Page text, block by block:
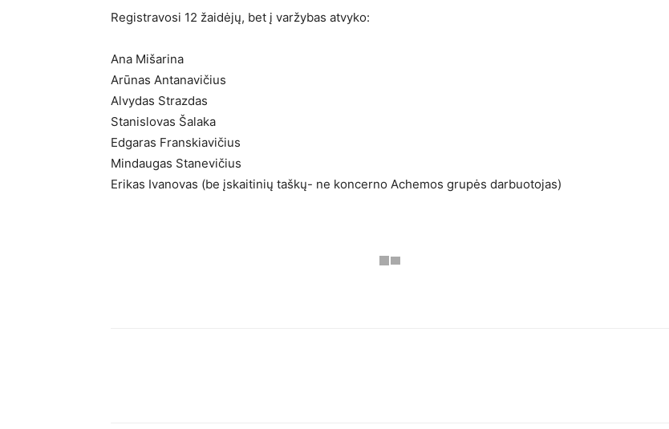
Registravosi 12 žaidėjų, bet į varžybas atvyko:
Ana Mišarina
Arūnas Antanavičius
Alvydas Strazdas
Stanislovas Šalaka
Edgaras Franskiavičius
Mindaugas Stanevičius
Erikas Ivanovas (be įskaitinių taškų- ne koncerno Achemos grupės darbuotojas)